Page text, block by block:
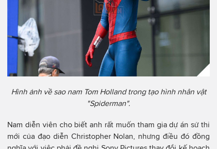
Hình ảnh về sao nam Tom Holland trong tạo hình nhân vật
"Spiderman".
Nam diễn viên cho biết anh rất muốn tham gia dự án sử thi
mới của đạo diễn Christopher Nolan, nhưng điều đó đồng